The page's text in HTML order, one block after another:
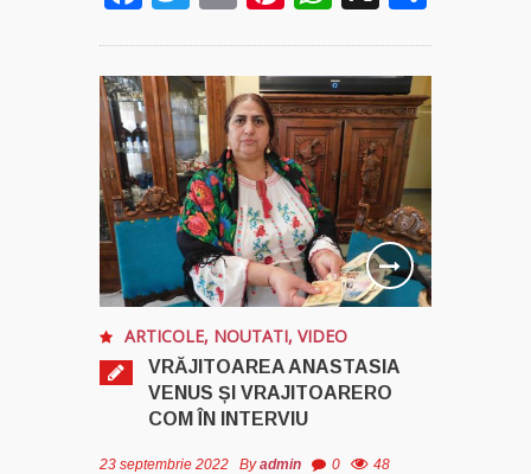
ARTICOLE, NOUTATI, VIDEO
VRĂJITOAREA ANASTASIA
VENUS ȘI VRAJITOARERO
COM ÎN INTERVIU
23 septembrie 2022 Byadmin 0 48